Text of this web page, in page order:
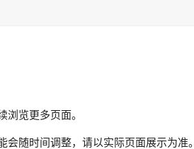
览更多页面。
随时间调整，请以实际页面展示为准。